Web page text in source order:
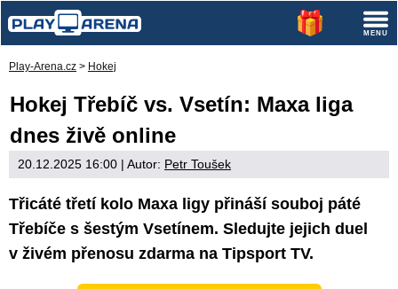
Play-Arena.cz > Hokej
Hokej Třebíč vs. Vsetín: Maxa liga
dnes živě online
20.12.2025 16:00 | Autor: Petr Toušek
Třicáté třetí kolo Maxa ligy přináší souboj páté
Třebíče s šestým Vsetínem. Sledujte jejich duel
v živém přenosu zdarma na Tipsport TV.